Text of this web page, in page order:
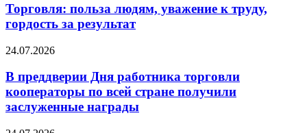
Торговля: польза людям, уважение к труду,
гордость за результат
24.07.2026
В преддверии Дня работника торговли
кооператоры по всей стране получили
заслуженные награды